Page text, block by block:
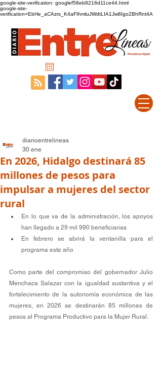
google-site-verification: googlef58eb9216d11ce44.html
google-site-
verification=EbHe_aCAzrs_K4aFIhmluJWdtLIA1Jw8Igo2BhRnt4A
En 2026, Hidalgo destinará 85
millones de pesos para
impulsar a mujeres del sector
rural
diarioentrelineas
30 ene
En lo que va de la administración, los apoyos
han llegado a 29 mil 990 beneficiarias
En febrero se abrirá la ventanilla para el
programa este año
Como parte del compromiso del gobernador Julio
Menchaca Salazar con la igualdad sustantiva y el
fortalecimiento de la autonomía económica de las
mujeres, en 2026 se destinarán 85 millones de
pesos al Programa Productivo para la Mujer Rural.